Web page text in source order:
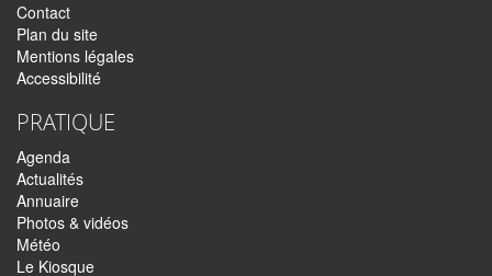
Contact
Plan du site
Mentions légales
Accessibilité
PRATIQUE
Agenda
Actualités
Annuaire
Photos & vidéos
Météo
Le Kiosque